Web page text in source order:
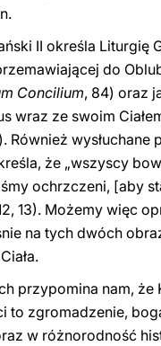
II określa Liturgię
do
Concilium, 84) oraz
wraz ze swoim
). Również wysłuchane
że „wszyscy
ochrzczeni, [aby
13). Możemy więc
na tych dwóch
przypomina nam, że
to zgromadzenie,
w różnorodność